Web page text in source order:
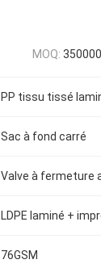
MOQ: 350000
PP tissu tissé
Sac à fond carré
Valve à fermeture
LDPE laminé +
76GSM